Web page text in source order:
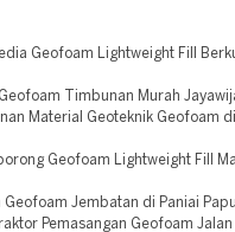
Geofoam Lightweight Fill
Timbunan Murah
Material Geoteknik Geofoam
Geofoam Lightweight Fill
Jembatan di Paniai
Pemasangan Geofoam Jalan